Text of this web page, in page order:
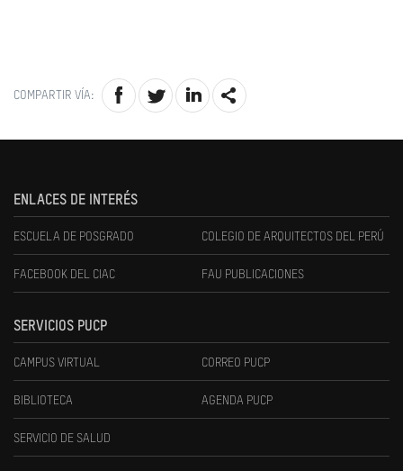
COMPARTIR VÍA:
ENLACES DE INTERÉS
ESCUELA DE POSGRADO COLEGIO DE ARQUITECTOS DEL PERÚ
FACEBOOK DEL CIAC FAU PUBLICACIONES
SERVICIOS PUCP
CAMPUS VIRTUAL CORREO PUCP
BIBLIOTECA AGENDA PUCP
SERVICIO DE SALUD